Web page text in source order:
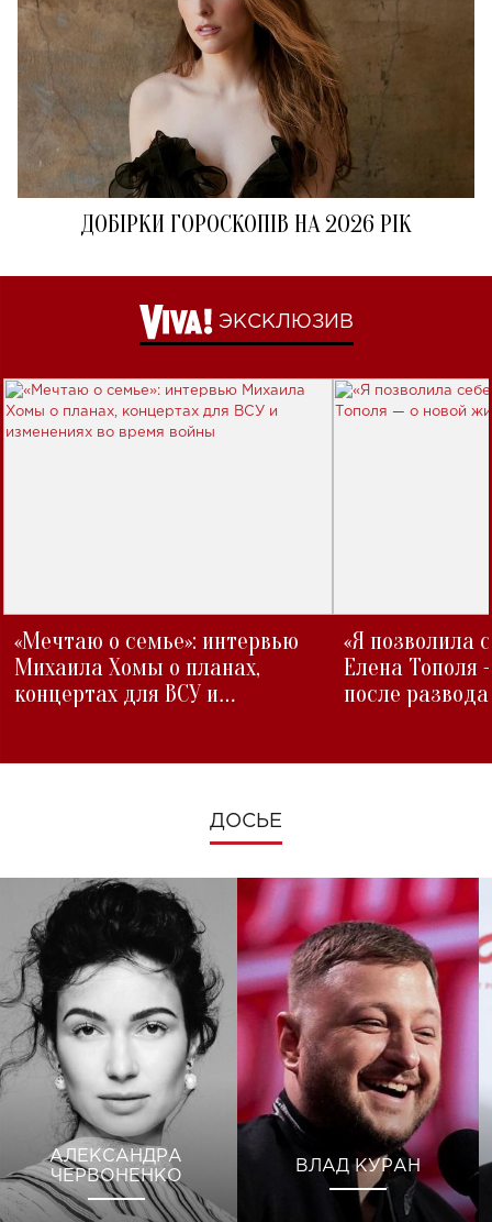
ДОБІРКИ ГОРОСКОПІВ НА 2026 РІК
ЭКСКЛЮЗИВ
«Мечтаю о семье»: интервью
Михаила Хомы о планах,
концертах для ВСУ и
«Я позволила
Елена Тополя
после развода
ДОСЬЕ
АЛЕКСАНДРА
ЧЕРВОНЕНКО
ВЛАД КУРАН